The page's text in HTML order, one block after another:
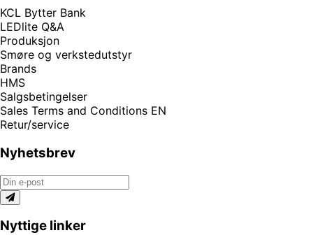
KCL Bytter Bank
LEDlite Q&A
Produksjon
Smøre og verkstedutstyr
Brands
HMS
Salgsbetingelser
Sales Terms and Conditions EN
Retur/service
Nyhetsbrev
Nyttige linker